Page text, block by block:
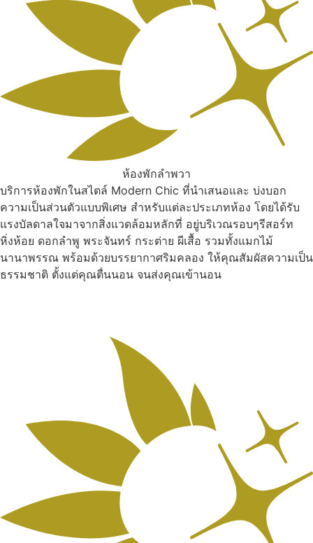
ห้องพักลำพวา
บริการห้องพักในสไตล์ Modern Chic ที่นำเสนอและ บ่งบอก
ความเป็นส่วนตัวแบบพิเศษ สำหรับแต่ละประเภทห้อง โดยได้รับ
แรงบัลดาลใจมาจากสิ่งแวดล้อมหลักที่ อยู่บริเวณรอบๆรีสอร์ท
หิ่งห้อย ดอกลำพู พระจันทร์ กระต่าย ผีเสื้อ รวมทั้งแมกไม้
นานาพรรณ พร้อมด้วยบรรยากาศริมคลอง ให้คุณสัมผัสความเป็น
ธรรมชาติ ตั้งแต่คุณตื่นนอน จนส่งคุณเข้านอน